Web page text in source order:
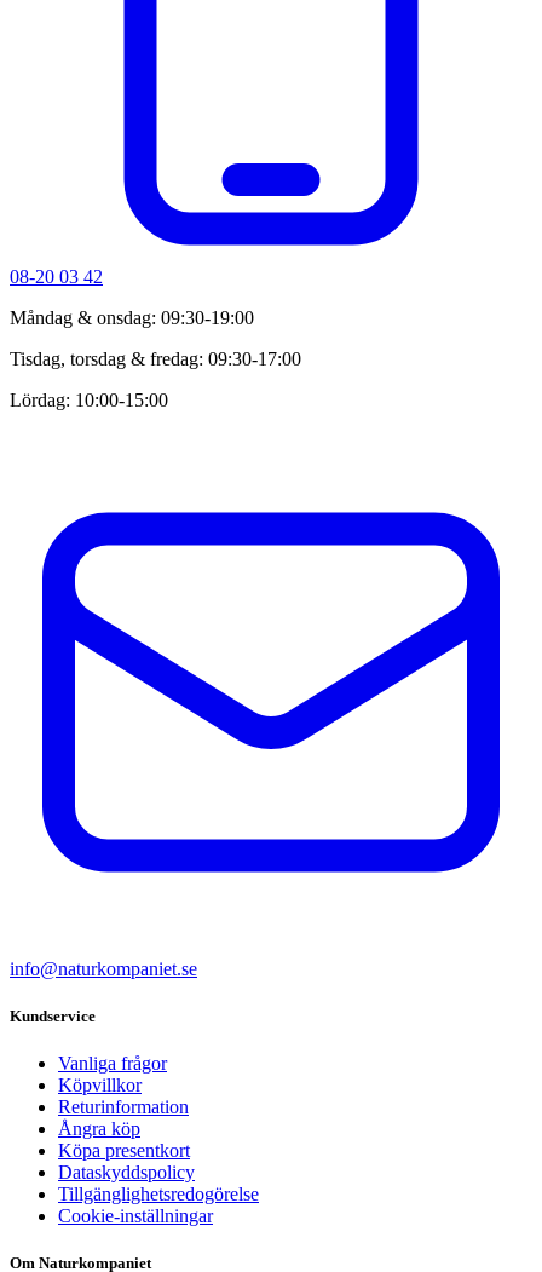
08-20 03 42
Måndag & onsdag: 09:30-19:00
Tisdag, torsdag & fredag: 09:30-17:00
Lördag: 10:00-15:00
info@naturkompaniet.se
Kundservice
Vanliga frågor
Köpvillkor
Returinformation
Ångra köp
Köpa presentkort
Dataskyddspolicy
Tillgänglighetsredogörelse
Cookie-inställningar
Om Naturkompaniet